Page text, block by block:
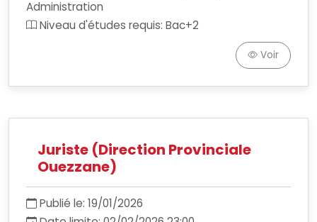
Administration
Niveau d'études requis: Bac+2
Voir
Juriste (Direction Provinciale
Ouezzane)
Publié le: 19/01/2026